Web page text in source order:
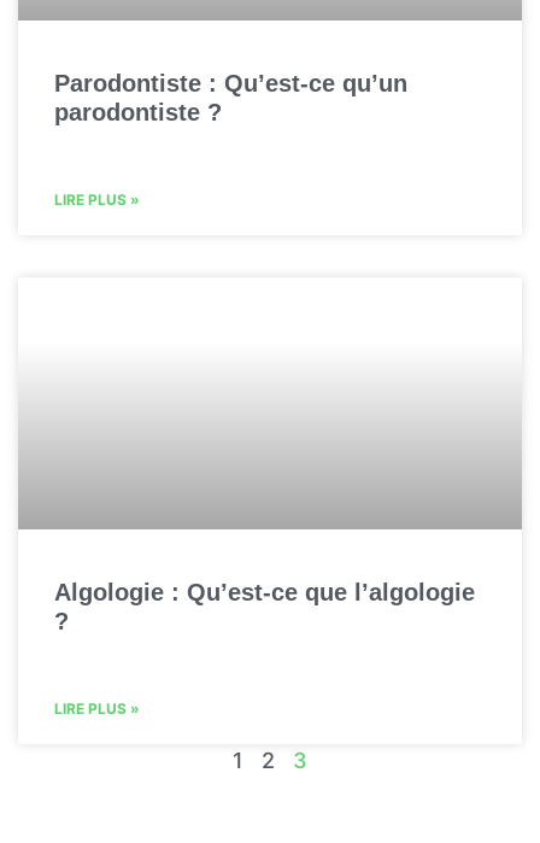
Parodontiste : Qu’est-ce qu’un
parodontiste ?
LIRE PLUS »
Algologie : Qu’est-ce que l’algologie
?
LIRE PLUS »
1 2 3